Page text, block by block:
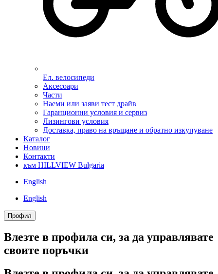
Ел. велосипеди
Аксесоари
Части
Наеми или заяви тест драйв
Гаранционни условия и сервиз
Лизингови условия
Доставка, право на връщане и обратно изкупуване
Каталог
Новини
Контакти
към HILLVIEW Bulgaria
English
English
Профил
Влезте в профила си, за да управлявате
своитe поръчки